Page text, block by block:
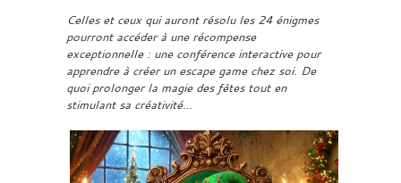
Celles et ceux qui auront résolu les 24 énigmes
pourront accéder à une récompense
exceptionnelle : une conférence interactive pour
apprendre à créer un escape game chez soi. De
quoi prolonger la magie des fêtes tout en
stimulant sa créativité…